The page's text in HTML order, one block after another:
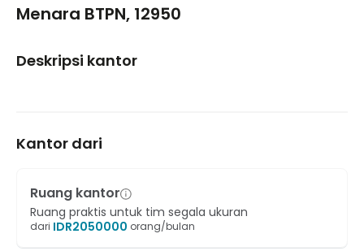
Menara BTPN, 12950
Deskripsi kantor
Kantor dari
Ruang kantor
Ruang praktis untuk tim segala ukuran
dari IDR2050000 orang/bulan